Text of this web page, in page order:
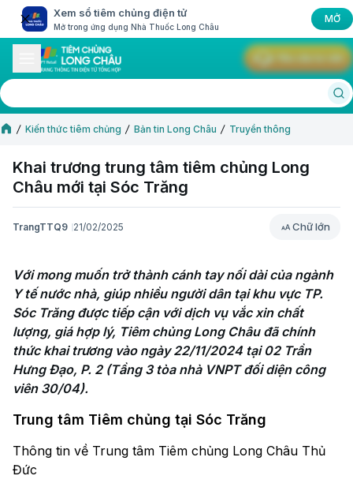
Xem sổ tiêm chủng điện tử
Mở trong ứng dụng Nhà Thuốc Long Châu
MỞ
Kiến thức tiêm chủng Bản tin Long Châu Truyền thông
Khai trương trung tâm tiêm chủng Long
Châu mới tại Sóc Trăng
TrangTTQ9 21/02/2025 Chữ lớn
Chữ lớn
Với mong muốn trở thành cánh tay nối dài của ngành
Y tế nước nhà, giúp nhiều người dân tại khu vực TP.
Sóc Trăng được tiếp cận với dịch vụ vắc xin chất
lượng, giá hợp lý, Tiêm chủng Long Châu đã chính
thức khai trương vào ngày 22/11/2024 tại 02 Trần
Hưng Đạo, P. 2 (Tầng 3 tòa nhà VNPT đối diện công
viên 30/04).
Trung tâm Tiêm chủng tại Sóc Trăng
Thông tin về Trung tâm Tiêm chủng Long Châu Thủ
Đức